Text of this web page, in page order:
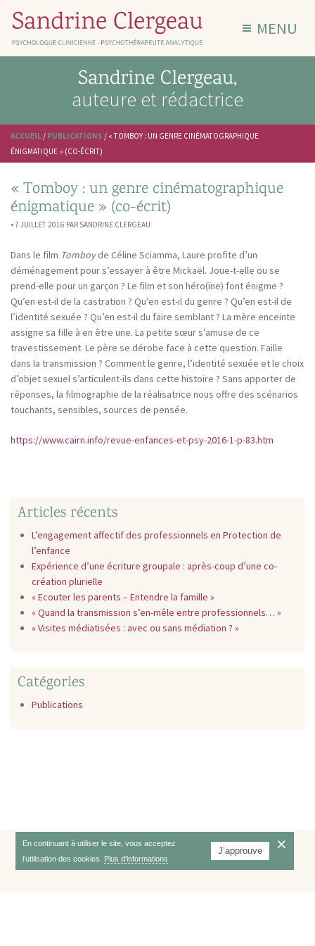
MENU
Sandrine Clergeau,
auteure et rédactrice
ACCUEIL / PUBLICATIONS / « TOMBOY : UN GENRE CINÉMATOGRAPHIQUE
ÉNIGMATIQUE » (CO-ÉCRIT)
« Tomboy : un genre cinématographique
énigmatique » (co-écrit)
•7 JUILLET 2016 PAR SANDRINE CLERGEAU
Dans le film Tomboyde Céline Sciamma, Laure profite d’un
déménagement pour s’essayer à être Mickaël. Joue-t-elle ou se
prend-elle pour un garçon ? Le film et son héro(ïne) font énigme ?
Qu’en est-il de la castration ? Qu’en est-il du genre ? Qu’en est-il de
l’identité sexuée ? Qu’en est-il du faire semblant ? La mère enceinte
assigne sa fille à en être une. La petite sœur s’amuse de ce
travestissement. Le père se dérobe face à cette question. Faille
dans la transmission ? Comment le genre, l’identité sexuée et le choix
d’objet sexuel s’articulent-ils dans cette histoire ? Sans apporter de
réponses, la filmographie de la réalisatrice nous offre des scénarios
touchants, sensibles, sources de pensée.
https://www.cairn.info/revue-enfances-et-psy-2016-1-p-83.htm
Articles récents
L’engagement affectif des professionnels en Protection de
l’enfance
Expérience d’une écriture groupale : après-coup d’une co-
création plurielle
« Ecouter les parents – Entendre la famille »
« Quand la transmission s’en-mêle entre professionnels… »
« Visites médiatisées : avec ou sans médiation ? »
Catégories
Publications
THÉRAPIE FORMATION
En continuant à utiliser le site, vous acceptez
l’utilisation des cookies. Plus d’informations
J’approuve